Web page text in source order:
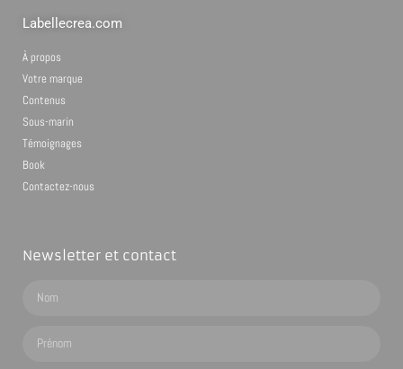
Labellecrea.com
À propos
Votre marque
Contenus
Sous-marin
Témoignages
Book
Contactez-nous
Newsletter et contact